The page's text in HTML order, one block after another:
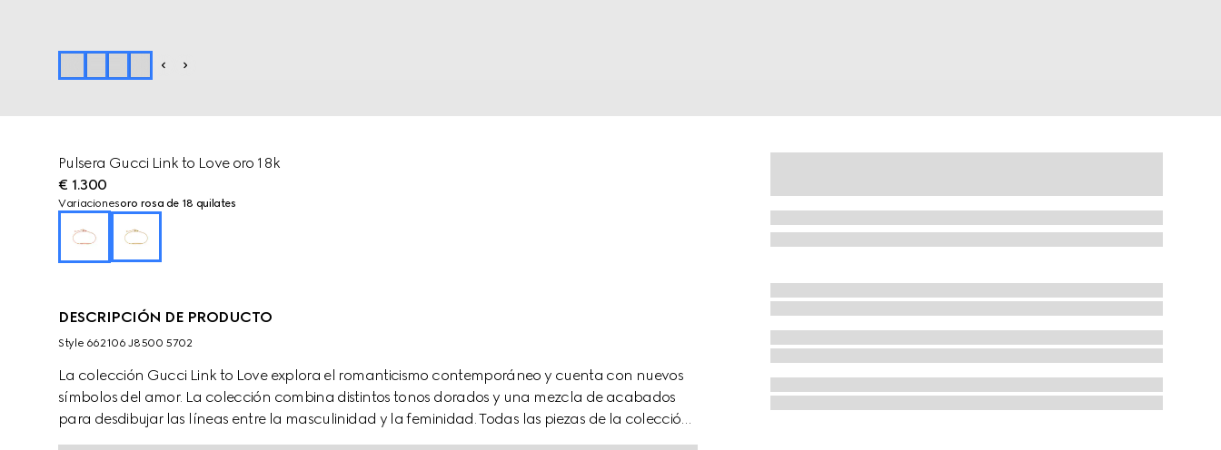
Pulsera Gucci Link to Love oro 18k
€ 1.300
Variacionesoro rosa de 18 quilates
DESCRIPCIÓN DE PRODUCTO
Style ‎662106 J8500 5702
La colección Gucci Link to Love explora el romanticismo contemporáneo y cuenta con nuevos
símbolos del amor. La colección combina distintos tonos dorados y una mezcla de acabados
para desdibujar las líneas entre la masculinidad y la feminidad. Todas las piezas de la colección
inspiran formas personales de llevarlas gracias a la posibilidad de crear conjuntos en